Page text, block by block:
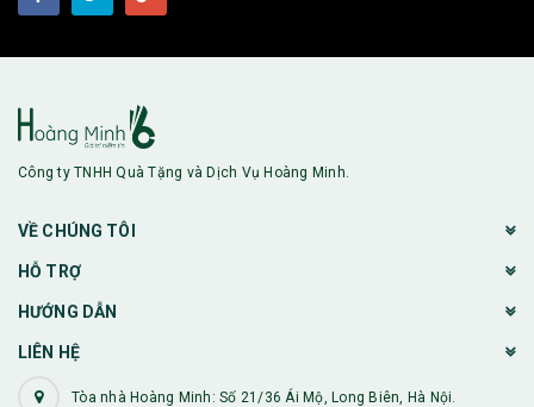
Công ty TNHH Quà Tặng và Dịch Vụ Hoàng Minh.
VỀ CHÚNG TÔI
HỖ TRỢ
HƯỚNG DẪN
LIÊN HỆ
Tòa nhà Hoàng Minh: Số 21/36 Ái Mộ, Long Biên, Hà Nội.